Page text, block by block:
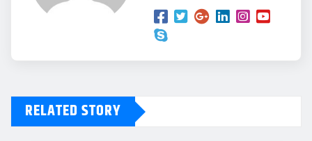
RELATED STORY